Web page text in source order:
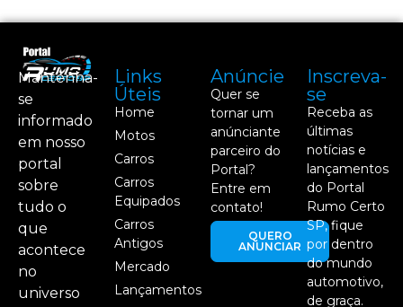
Mantenha-
se
informado
em nosso
portal
sobre
tudo o
que
acontece
no
universo
Links
Úteis
Home
Motos
Carros
Carros
Equipados
Carros
Antigos
Mercado
Lançamentos
Anúncie
Quer se
tornar um
anúnciante
parceiro do
Portal?
Entre em
contato!
QUERO
ANUNCIAR
Inscreva-
se
Receba as
últimas
notícias e
lançamentos
do Portal
Rumo Certo
SP, fique
por dentro
do mundo
automotivo,
de graça.